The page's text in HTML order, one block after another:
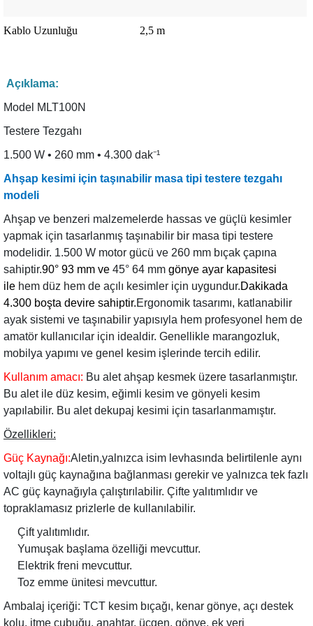
Kablo Uzunluğu 2,5 m
Açıklama:
Model MLT100N
Testere Tezgahı
1.500 W • 260 mm • 4.300 dak⁻¹
Ahşap kesimi için taşınabilir masa tipi testere tezgahı
modeli
Ahşap ve benzeri malzemelerde hassas ve güçlü kesimler
yapmak için tasarlanmış taşınabilir bir masa tipi testere
modelidir. 1.500 W motor gücü ve 260 mm bıçak çapına
sahiptir.90° 93 mm ve 45° 64 mm gönye ayar kapasitesi
ile hem düz hem de açılı kesimler için uygundur.Dakikada
4.300 boşta devire sahiptir.Ergonomik tasarımı, katlanabilir
ayak sistemi ve taşınabilir yapısıyla hem profesyonel hem de
amatör kullanıcılar için idealdir. Genellikle marangozluk,
mobilya yapımı ve genel kesim işlerinde tercih edilir.
Kullanım amacı: Bu alet ahşap kesmek üzere tasarlanmıştır.
Bu alet ile düz kesim, eğimli kesim ve gönyeli kesim
yapılabilir. Bu alet dekupaj kesimi için tasarlanmamıştır.
Özellikleri:
Güç Kaynağı:Aletin,yalnızca isim levhasında belirtilenle aynı
voltajlı güç kaynağına bağlanması gerekir ve yalnızca tek fazlı
AC güç kaynağıyla çalıştırılabilir. Çifte yalıtımlıdır ve
topraklamasız prizlerle de kullanılabilir.
Çift yalıtımlıdır.
Yumuşak başlama özelliği mevcuttur.
Elektrik freni mevcuttur.
Toz emme ünitesi mevcuttur.
Ambalaj içeriği: TCT kesim bıçağı, kenar gönye, açı destek
kolu, itme çubuğu, anahtar, üçgen, gönye, ek yeri